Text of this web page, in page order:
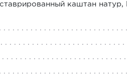
каштан
с матово - глянцевой